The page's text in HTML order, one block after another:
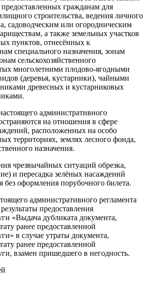
гражданам для
строительства, ведения личного
садоводческим или огородническим
а также земельных участков
пунктов, отнесённых к
специального назначения, зонам
сельскохозяйственного
многолетними плодово-ягодными
(деревья, кустарники), чайными
древесных и кустарниковых
административного
на отношения в сфере
расположенных на особо
территориях, землях лесного фонда,
назначения.
чрезвычайных ситуаций обрезка,
и пересадка зелёных насаждений
без оформления порубочного билета.
административного регламента
предоставления
«Выдача дубликата документа,
ранее предоставленной
в случае утраты документа,
ранее предоставленной
взамен пришедшего в негодность.